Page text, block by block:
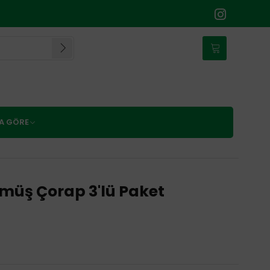
GÖRE
Çorap 3'lü Paket